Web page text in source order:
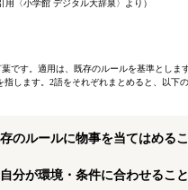
用〈小学館 デジタル大辞泉〉より）
です。適用は、既存のルールを基準とし
指します。2語をそれぞれまとめると、以下の
存のルールに物事を当てはめる
自分が環境・条件に合わせること